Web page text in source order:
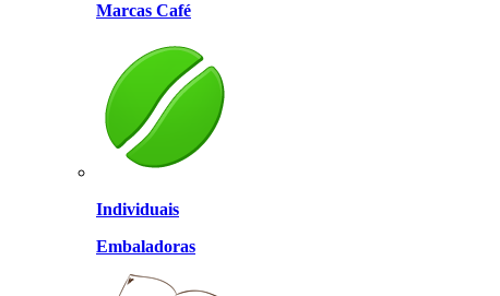
Marcas Café
Individuais
Embaladoras